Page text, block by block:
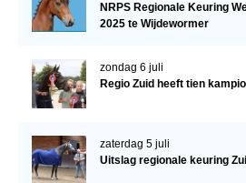
NRPS Regionale Keuring
2025 te Wijdewormer
zondag 6 juli
Regio Zuid heeft tien
zaterdag 5 juli
Uitslag regionale keuring